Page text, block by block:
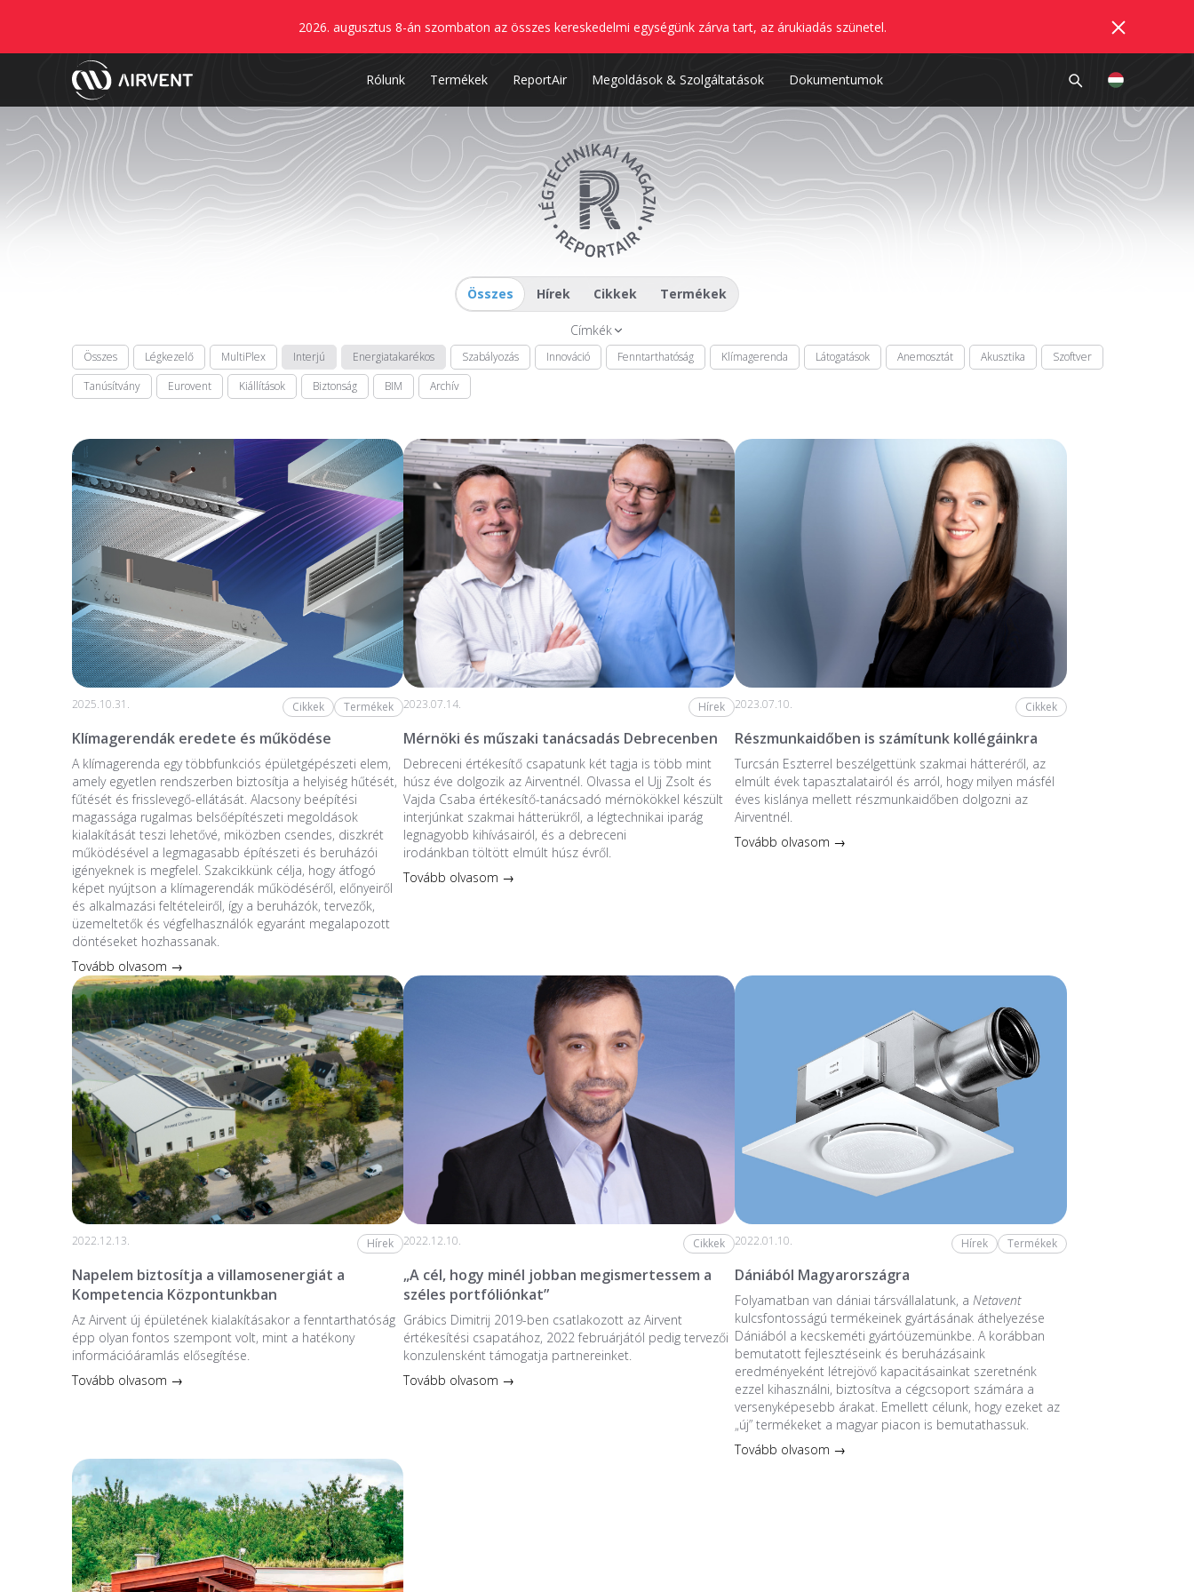
2026. augusztus 8-án szombaton az összes kereskedelmi egységünk zárva tart, az árukiadás szünetel.
Rólunk Termékek ReportAir Megoldások & Szolgáltatások Dokumentumok
Összes Hírek Cikkek Termékek
Címkék
Összes Légkezelő MultiPlex Interjú Energiatakarékos Szabályozás Innováció Fenntarthatóság Klímagerenda Látogatások Anemosztát Akusztika
Szoftver
Tanúsítvány
Eurovent Kiállítások Biztonság BIM Archív
2025.10.31. Cikkek Termékek
Klímagerendák eredete és működése
A klímagerenda egy többfunkciós épületgépészeti elem,
amely egyetlen rendszerben biztosítja a helyiség hűtését,
fűtését és frisslevegő-ellátását. Alacsony beépítési
magassága rugalmas belsőépítészeti megoldások
kialakítását teszi lehetővé, miközben csendes, diszkrét
működésével a legmagasabb építészeti és beruházói
igényeknek is megfelel. Szakcikkünk célja, hogy átfogó
képet nyújtson a klímagerendák működéséről, előnyeiről
és alkalmazási feltételeiről, így a beruházók, tervezők,
üzemeltetők és végfelhasználók egyaránt megalapozott
döntéseket hozhassanak.
Tovább olvasom →
2023.07.14. Hírek
Mérnöki és műszaki tanácsadás Debrecenben
Debreceni értékesítő csapatunk két tagja is több mint
húsz éve dolgozik az Airventnél. Olvassa el Ujj Zsolt és
Vajda Csaba értékesítő-tanácsadó mérnökökkel készült
interjúnkat szakmai hátterükről, a légtechnikai iparág
legnagyobb kihívásairól, és a debreceni
irodánkban töltött elmúlt húsz évről.
Tovább olvasom →
2023.07.10. Cikkek
Részmunkaidőben is számítunk kollégáinkra
Turcsán Eszterrel beszélgettünk szakmai hátteréről, az
elmúlt évek tapasztalatairól és arról, hogy milyen másfél
éves kislánya mellett részmunkaidőben dolgozni az
Airventnél.
Tovább olvasom →
2022.12.13. Hírek
Napelem biztosítja a villamosenergiát a
Kompetencia Központunkban
Az Airvent új épületének kialakításakor a fenntarthatóság
épp olyan fontos szempont volt, mint a hatékony
információáramlás elősegítése.
Tovább olvasom →
2022.12.10. Cikkek
„A cél, hogy minél jobban megismertessem a
széles portfóliónkat”
Grábics Dimitrij 2019-ben csatlakozott az Airvent
értékesítési csapatához, 2022 februárjától pedig tervezői
konzulensként támogatja partnereinket.
Tovább olvasom →
2022.01.10. Hírek Termékek
Dániából Magyarországra
Folyamatban van dániai társvállalatunk, aNetavent
kulcsfontosságú termékeinek gyártásának áthelyezése
Dániából a kecskeméti gyártóüzemünkbe. A korábban
bemutatott fejlesztéseink és beruházásaink
eredményeként létrejövő kapacitásainkat szeretnénk
ezzel kihasználni, biztosítva a cégcsoport számára a
versenyképesebb árakat. Emellett célunk, hogy ezeket az
„új” termékeket a magyar piacon is bemutathassuk.
Tovább olvasom →